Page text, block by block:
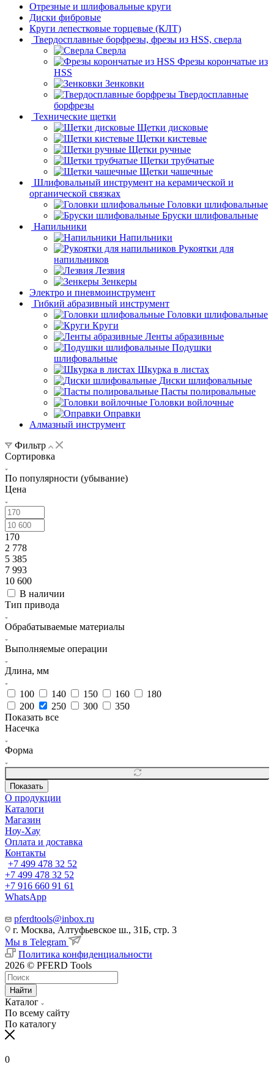
Отрезные и шлифовальные круги
Диски фибровые
Круги лепестковые торцевые (КЛТ)
Твердосплавные борфрезы, фрезы из HSS, сверла
Сверла
Фрезы корончатые из
HSS
Зенковки
Твердосплавные
борфрезы
Технические щетки
Щетки дисковые
Щетки кистевые
Щетки ручные
Щетки трубчатые
Щетки чашечные
Шлифовальный инструмент на керамической и
органической связках
Головки шлифовальные
Бруски шлифовальные
Напильники
Напильники
Рукоятки для
напильников
Лезвия
Зенкеры
Электро и пневмоинструмент
Гибкий абразивный инструмент
Головки шлифовальные
Круги
Ленты абразивные
Подушки
шлифовальные
Шкурка в листах
Диски шлифовальные
Пасты полировальные
Головки войлочные
Оправки
Алмазный инструмент
Фильтр
Сортировка
По популярности (убывание)
Цена
170
2 778
5 385
7 993
10 600
В наличии
Тип привода
Обрабатываемые материалы
Выполняемые операции
Длина, мм
100 140 150 160
180
200
250 300
350
Показать все
Насечка
Форма
Показать
О продукции
Каталоги
Магазин
Ноу-Хау
Оплата и доставка
Контакты
+7 499 478 32 52
+7 499 478 32 52
+7 916 660 91 61
WhatsApp
pferdtools@inbox.ru
г. Москва, Алтуфьевское ш., 31Б, стр. 3
Мы в Telegram
Политика конфиденциальности
2026 © PFERD Tools
Найти
Каталог
По всему сайту
По каталогу
0